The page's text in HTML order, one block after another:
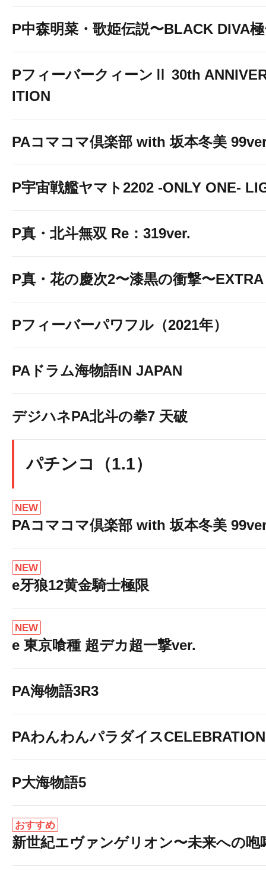
P中森明菜・歌姫伝説〜BLACK DIVA
PフィーバークィーンⅡ 30th
ITION
PAコマコマ倶楽部 with 坂本冬美
P宇宙戦艦ヤマト2202 -ONLY ONE-
P真・北斗無双 Re：319ver.
P真・花の慶次2〜漆黒の衝撃〜
Pフィーバーパワフル（2021年）
PAドラム海物語IN JAPAN
デジハネPA北斗の拳7 天破
パチンコ（1.1）
NEW
PAコマコマ倶楽部 with 坂本冬美
NEW
e牙狼12黄金騎士極限
NEW
e 東京喰種 超デカ超一撃ver.
PA海物語3R3
PAわんわんパラダイスCELEBRATION
P大海物語5
おすすめ
新世紀エヴァンゲリオン〜未来への咆